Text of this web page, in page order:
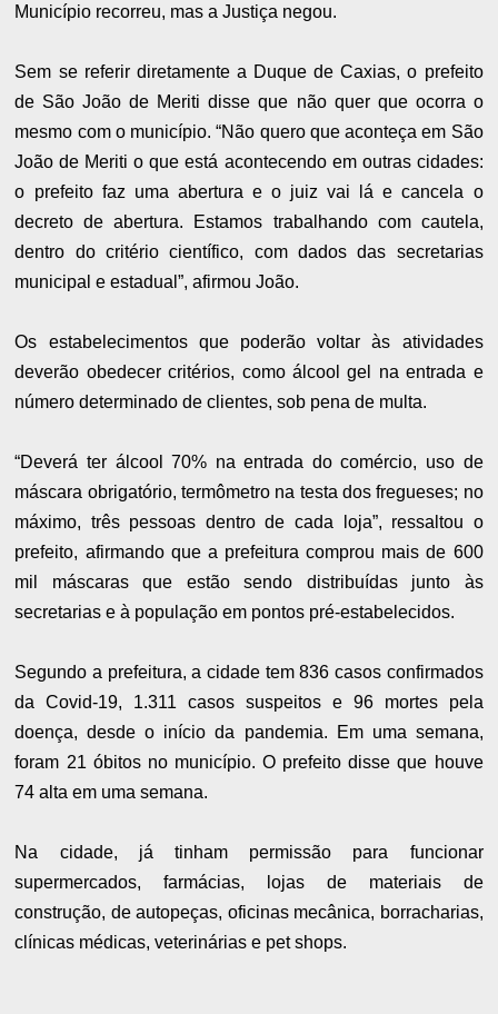
Município recorreu, mas a Justiça negou.
Sem se referir diretamente a Duque de Caxias, o prefeito
de São João de Meriti disse que não quer que ocorra o
mesmo com o município. “Não quero que aconteça em São
João de Meriti o que está acontecendo em outras cidades:
o prefeito faz uma abertura e o juiz vai lá e cancela o
decreto de abertura. Estamos trabalhando com cautela,
dentro do critério científico, com dados das secretarias
municipal e estadual”, afirmou João.
Os estabelecimentos que poderão voltar às atividades
deverão obedecer critérios, como álcool gel na entrada e
número determinado de clientes, sob pena de multa.
“Deverá ter álcool 70% na entrada do comércio, uso de
máscara obrigatório, termômetro na testa dos fregueses; no
máximo, três pessoas dentro de cada loja”, ressaltou o
prefeito, afirmando que a prefeitura comprou mais de 600
mil máscaras que estão sendo distribuídas junto às
secretarias e à população em pontos pré-estabelecidos.
Segundo a prefeitura, a cidade tem 836 casos confirmados
da Covid-19, 1.311 casos suspeitos e 96 mortes pela
doença, desde o início da pandemia. Em uma semana,
foram 21 óbitos no município. O prefeito disse que houve
74 alta em uma semana.
Na cidade, já tinham permissão para funcionar
supermercados, farmácias, lojas de materiais de
construção, de autopeças, oficinas mecânica, borracharias,
clínicas médicas, veterinárias e pet shops.